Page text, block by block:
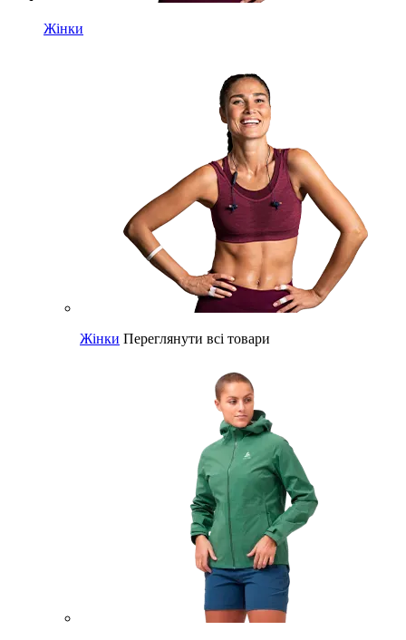
Жінки
Жінки Переглянути всі товари